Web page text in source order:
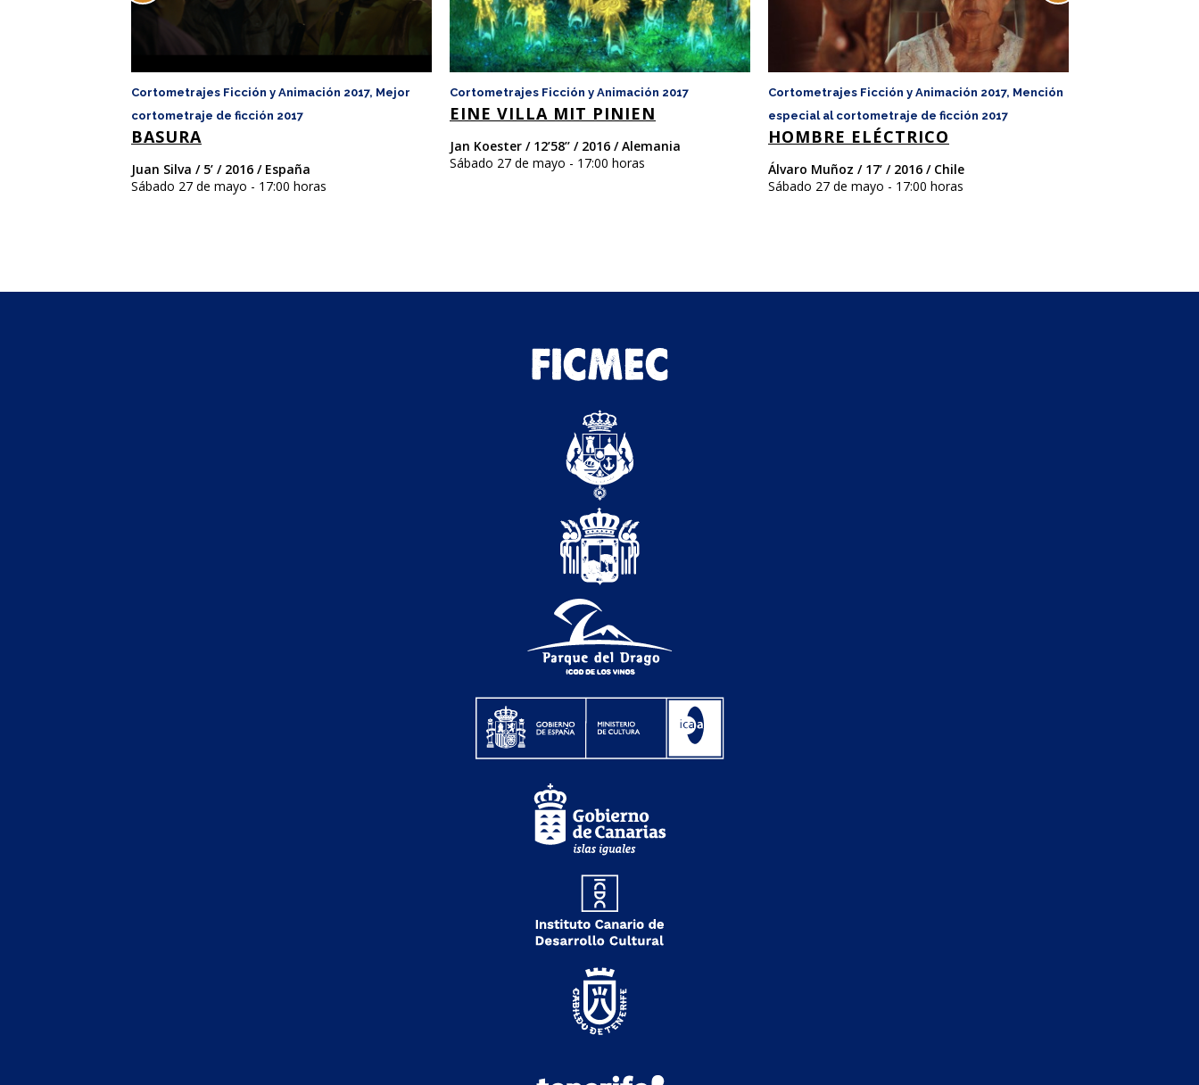
Cortometrajes Ficción y Animación 2017, Mejor
cortometraje de ficción 2017
BASURA
Juan Silva / 5’ / 2016 / España
Sábado 27 de mayo - 17:00 horas
Cortometrajes Ficción y Animación 2017
EINE VILLA MIT PINIEN
Jan Koester / 12’58’’ / 2016 / Alemania
Sábado 27 de mayo - 17:00 horas
Cortometrajes Ficción y Animación 2017, Mención
especial al cortometraje de ficción 2017
HOMBRE ELÉCTRICO
Álvaro Muñoz / 17’ / 2016 / Chile
Sábado 27 de mayo - 17:00 horas